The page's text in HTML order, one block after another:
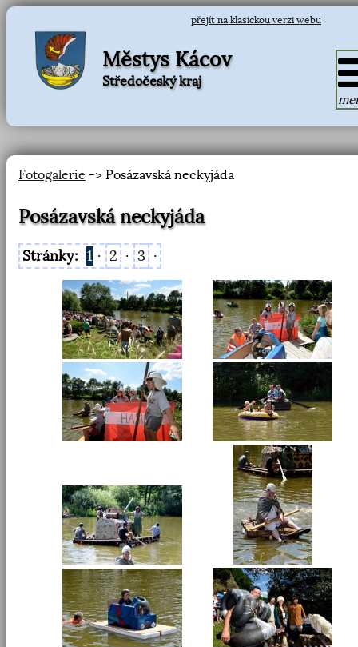
přejít na klasickou verzi webu
Městys Kácov
Středočeský kraj
Fotogalerie -> Posázavská neckyjáda
Posázavská neckyjáda
Stránky: 1 · 2 · 3 ·